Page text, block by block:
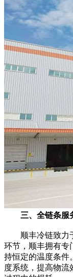
三、全链条服
顺丰冷链致力于
环节，顺丰拥有专
持恒定的温度条件
度系统，提高物流